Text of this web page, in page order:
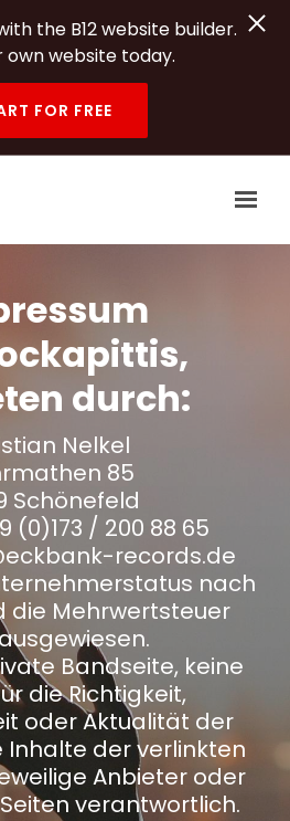
the B12 website builder.
own website today.
FOR FREE
durch:
Nelkel
85
Schönefeld
(0)173 / 200 88 65
records.de
nach
die Mehrwertsteuer
Bandseite, keine
die Richtigkeit,
oder Aktualität der
Inhalte der verlinkten
Anbieter oder
verantwortlich.